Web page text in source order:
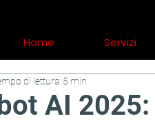
Home Servizi
AI 2025:
di lettura: 5 min